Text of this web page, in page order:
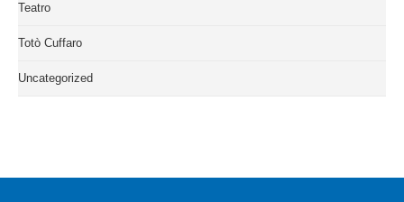
Teatro
Totò Cuffaro
Uncategorized